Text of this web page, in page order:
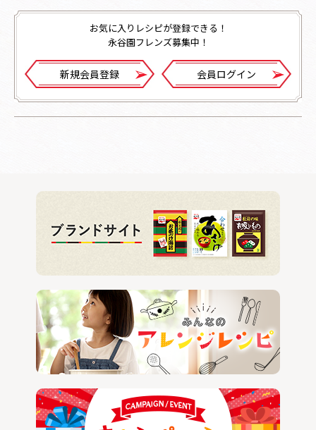
お気に入りレシピが登録できる！
永谷園フレンズ募集中！
新規会員登録 会員ログイン